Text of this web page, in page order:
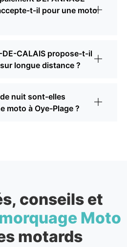
t-il pour une moto
DE-CALAIS propose-t-il
longue distance ?
nuit sont-elles
moto à Oye-Plage ?
conseils et
Moto
motards